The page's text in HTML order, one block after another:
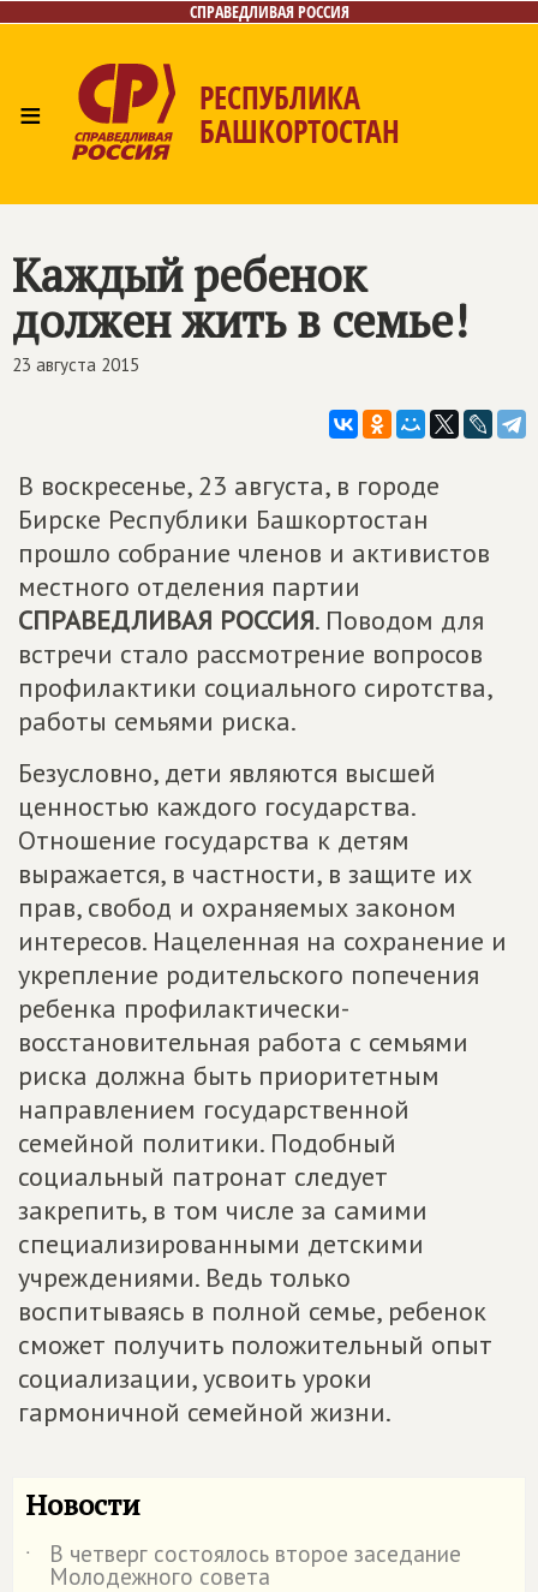
СПРАВЕДЛИВАЯ РОССИЯ
≡ РЕСПУБЛИКА
БАШКОРТОСТАН
Контакты
Каждый ребенок
должен жить в семье!
23 августа 2015
В воскресенье, 23 августа, в городе
Бирске Республики Башкортостан
прошло собрание членов и активистов
местного отделения партии
СПРАВЕДЛИВАЯ РОССИЯ. Поводом для
встречи стало рассмотрение вопросов
профилактики социального сиротства,
работы семьями риска.
Безусловно, дети являются высшей
ценностью каждого государства.
Отношение государства к детям
выражается, в частности, в защите их
прав, свобод и охраняемых законом
интересов. Нацеленная на сохранение и
укрепление родительского попечения
ребенка профилактически-
восстановительная работа с семьями
риска должна быть приоритетным
направлением государственной
семейной политики. Подобный
социальный патронат следует
закрепить, в том числе за самими
специализированными детскими
учреждениями. Ведь только
воспитываясь в полной семье, ребенок
сможет получить положительный опыт
социализации, усвоить уроки
гармоничной семейной жизни.
Новости
˙ В четверг состоялось второе заседание
Молодежного совета